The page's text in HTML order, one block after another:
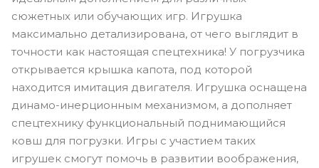
сюжетных или обучающих игр. Игрушка
максимально детализирована, от чего выглядит в
точности как настоящая спецтехника! У погрузчика
открывается крышка капота, под которой
находится имитация двигателя. Игрушка оснащена
динамо-инерционным механизмом, а дополняет
спецтехнику функциональный поднимающийся
ковш для погрузки. Игры с участием таких
игрушек смогут помочь в развитии воображения,